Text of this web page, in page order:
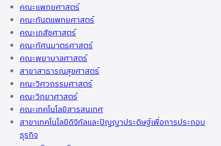
คณะแพทยศาสตร์
คณะทันตแพทยศาสตร์
คณะเภสัชศาสตร์
คณะทัศนมาตรศาสตร์
คณะพยาบาลศาสตร์
สาขาสาธารณสุขศาสตร์
คณะวิศวกรรมศาสตร์
คณะวิทยาศาสตร์
คณะเทคโนโลยีสารสนเทศ
สาขาเทคโนโลยีดิจิทัลและปัญญาประดิษฐ์เพื่อการประกอบ
ธุรกิจ